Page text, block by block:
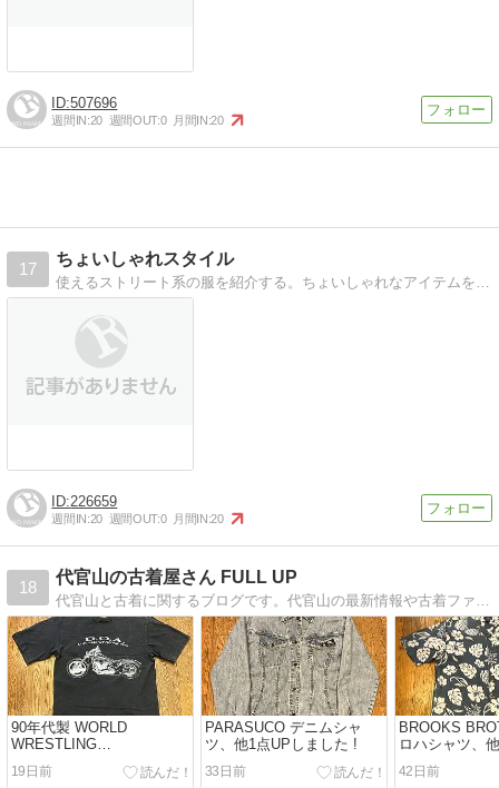
507696
週間IN:20 週間OUT:0 月間IN:20
17
ちょいしゃれスタイル
使えるストリート系の服を紹介する。ちょいしゃれなアイテムを画像付きでわかりやすく説明しちゃいます。
226659
週間IN:20 週間OUT:0 月間IN:20
18
代官山の古着屋さん FULL UP
代官山と古着に関するブログです。代官山の最新情報や古着ファッション傾向他を紹介しています。
90年代製 WORLD
WRESTLING
FEDERATION Tシャツ、他
1点UPしました。
19日前
PARASUCO デニムシャ
ツ、他1点UPしました !
33日前
BROOKS
ロハシャツ、
した !
42日前